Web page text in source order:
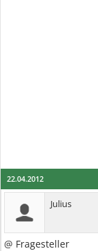
22.04.2012
Julius
@ Fragesteller